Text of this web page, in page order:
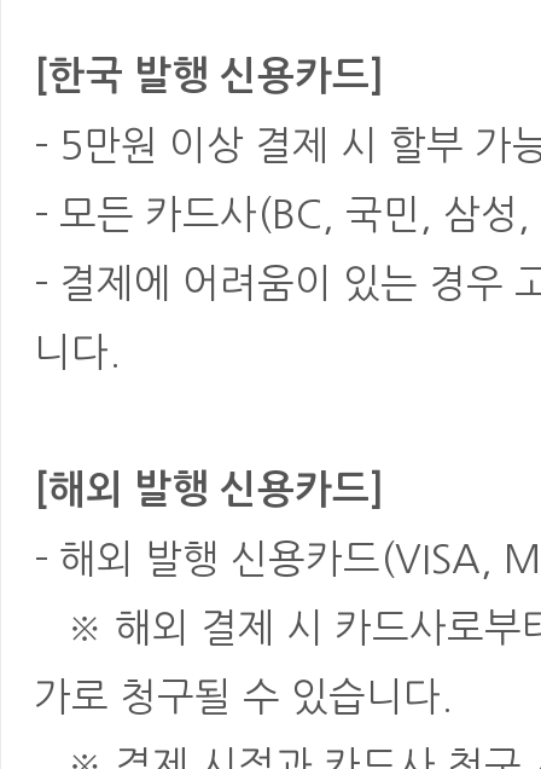
[한국 발행 신용카드]
- 5만원 이상 결제 시 할부 가
- 모든 카드사(BC, 국민, 삼성
- 결제에 어려움이 있는 경우
니다.
[해외 발행 신용카드]
- 해외 발행 신용카드(VISA,
※ 해외 결제 시 카드사로부
가로 청구될 수 있습니다.